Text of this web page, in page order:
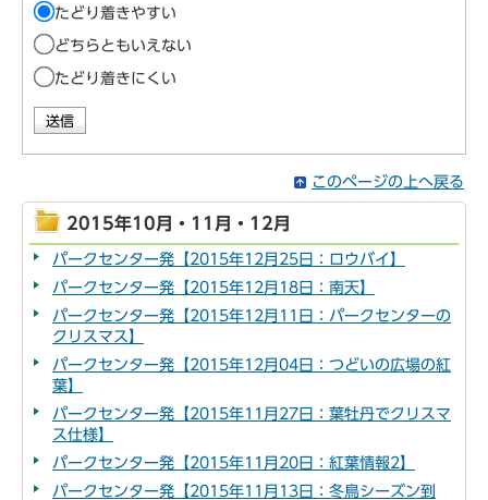
たどり着きやすい
どちらともいえない
たどり着きにくい
このページの上へ戻る
2015年10月・11月・12月
パークセンター発【2015年12月25日：ロウバイ】
パークセンター発【2015年12月18日：南天】
パークセンター発【2015年12月11日：パークセンターの
クリスマス】
パークセンター発【2015年12月04日：つどいの広場の紅
葉】
パークセンター発【2015年11月27日：葉牡丹でクリスマ
ス仕様】
パークセンター発【2015年11月20日：紅葉情報2】
パークセンター発【2015年11月13日：冬鳥シーズン到